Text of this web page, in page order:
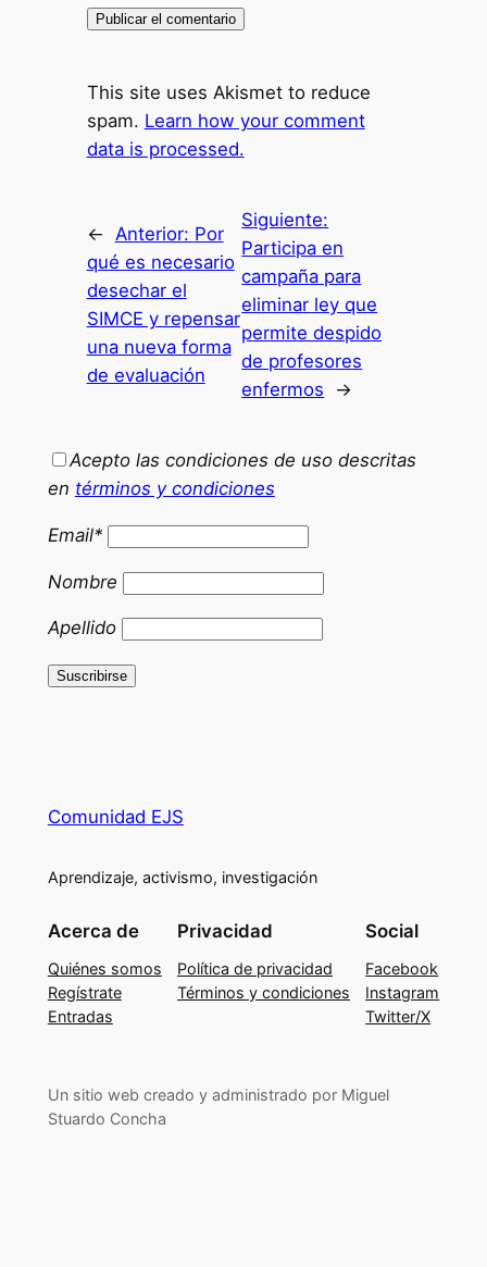
This site uses Akismet to reduce
spam. Learn how your comment
data is processed.
← Anterior: Por
qué es necesario
desechar el
SIMCE y repensar
una nueva forma
de evaluación
Siguiente:
Participa en
campaña para
eliminar ley que
permite despido
de profesores
enfermos
→
Acepto las condiciones de uso descritas
en términos y condiciones
Email*
Nombre
Apellido
Comunidad EJS
Aprendizaje, activismo, investigación
Acerca de
Quiénes somos
Regístrate
Entradas
Privacidad
Política de privacidad
Términos y condiciones
Social
Facebook
Instagram
Twitter/X
Un sitio web creado y administrado por Miguel
Stuardo Concha